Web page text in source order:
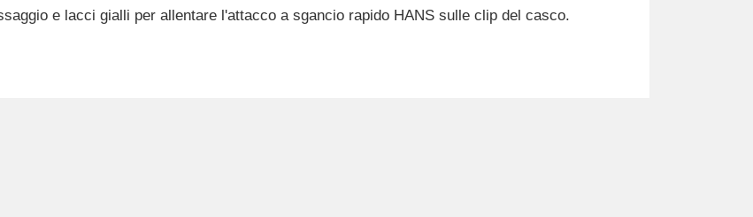
e lacci gialli per allentare l'attacco a sgancio rapido HANS sulle clip del casco.